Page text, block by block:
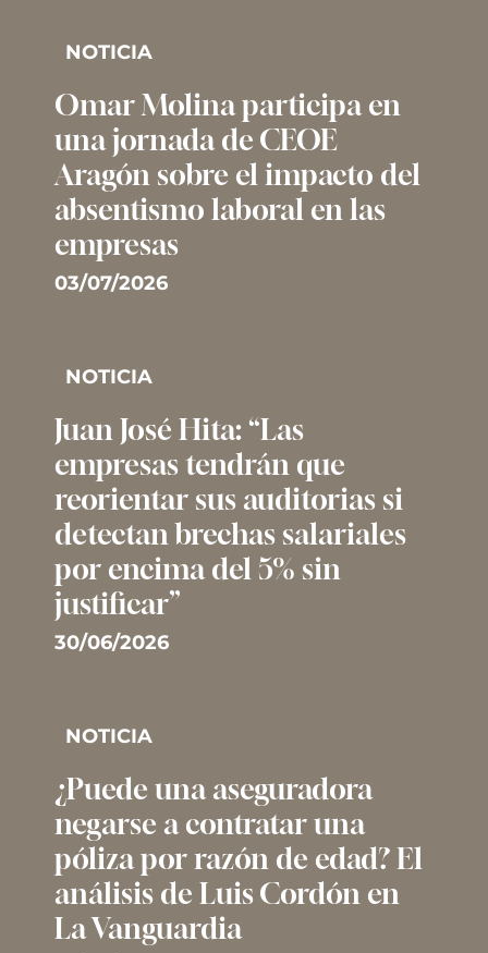
NOTICIA
Omar Molina participa en
una jornada de CEOE
Aragón sobre el impacto del
absentismo laboral en las
empresas
03/07/2026
NOTICIA
Juan José Hita: “Las
empresas tendrán que
reorientar sus auditorias si
detectan brechas salariales
por encima del 5% sin
justificar”
30/06/2026
NOTICIA
¿Puede una aseguradora
negarse a contratar una
póliza por razón de edad? El
análisis de Luis Cordón en
La Vanguardia